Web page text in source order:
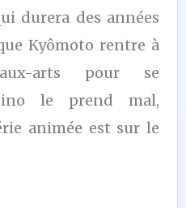
durera des années
Kyômoto rentre à
arts pour se
le prend mal,
animée est sur le